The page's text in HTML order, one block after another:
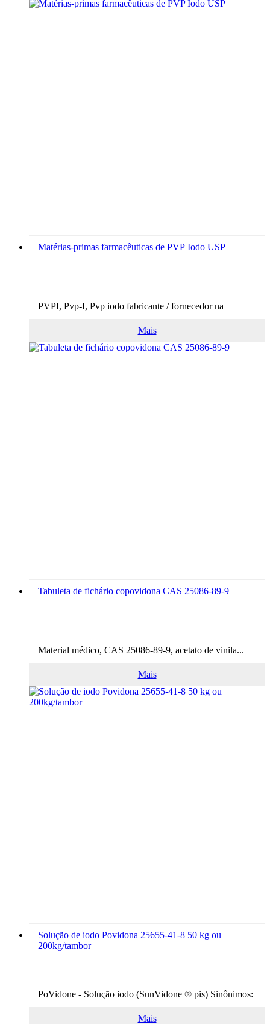
Matérias-primas farmacêuticas de PVP Iodo USP
PVPI, Pvp-I, Pvp iodo fabricante / fornecedor na
Mais
Tabuleta de fichário copovidona CAS 25086-89-9
Material médico, CAS 25086-89-9, acetato de vinila...
Mais
Solução de iodo Povidona 25655-41-8 50 kg ou
200kg/tambor
PoVidone - Solução iodo (SunVidone ® pis) Sinônimos:
Mais